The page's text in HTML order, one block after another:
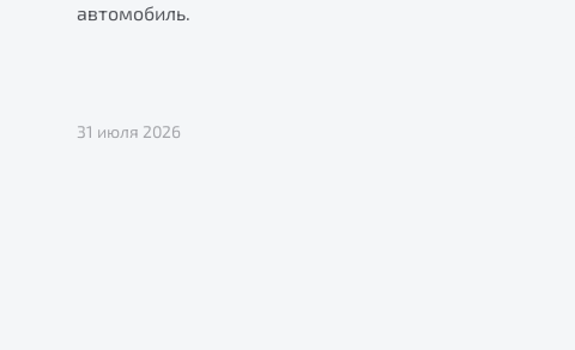
автомобиль.
31 июля 2026